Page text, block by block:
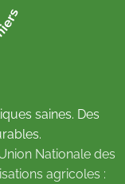
saines. Des
Nationale des
agricoles :